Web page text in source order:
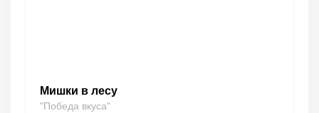
Мишки в лесу
"Победа вкуса"